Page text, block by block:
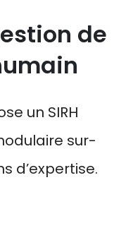
de
un SIRH
sur-
d’expertise.